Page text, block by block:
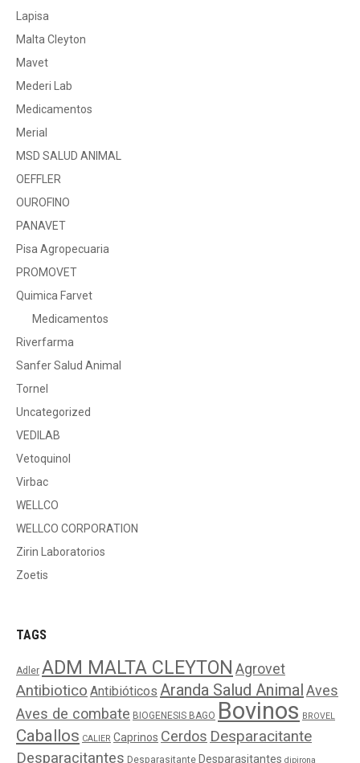
Lapisa
Malta Cleyton
Mavet
Mederi Lab
Medicamentos
Merial
MSD SALUD ANIMAL
OEFFLER
OUROFINO
PANAVET
Pisa Agropecuaria
PROMOVET
Quimica Farvet
Medicamentos
Riverfarma
Sanfer Salud Animal
Tornel
Uncategorized
VEDILAB
Vetoquinol
Virbac
WELLCO
WELLCO CORPORATION
Zirin Laboratorios
Zoetis
TAGS
Adler ADM MALTA CLEYTON Agrovet
Antibiotico Antibióticos Aranda Salud AnimalAves
Aves de combate BIOGENESIS BAGO Bovinos BROVEL
Caballos CALIER Caprinos Cerdos Desparacitante
Desparacitantes Desparasitante Desparasitantes dipirona